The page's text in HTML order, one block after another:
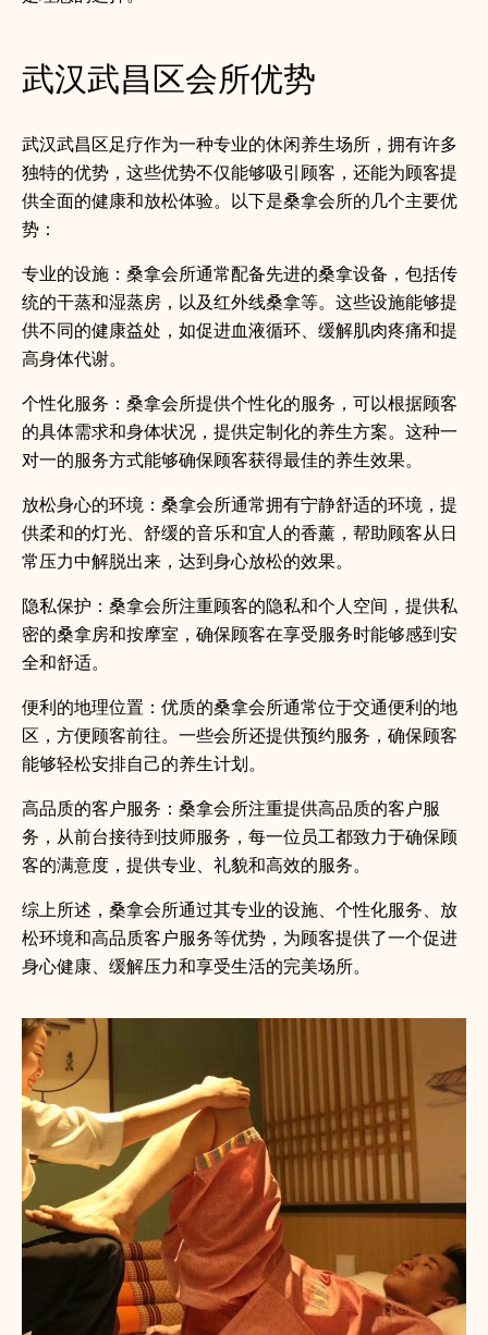
武汉武昌区会所优势
武汉武昌区足疗作为一种专业的休闲养生场所，拥有许多
独特的优势，这些优势不仅能够吸引顾客，还能为顾客提
供全面的健康和放松体验。以下是桑拿会所的几个主要优
势：
专业的设施：桑拿会所通常配备先进的桑拿设备，包括传
统的干蒸和湿蒸房，以及红外线桑拿等。这些设施能够提
供不同的健康益处，如促进血液循环、缓解肌肉疼痛和提
高身体代谢。
个性化服务：桑拿会所提供个性化的服务，可以根据顾客
的具体需求和身体状况，提供定制化的养生方案。这种一
对一的服务方式能够确保顾客获得最佳的养生效果。
放松身心的环境：桑拿会所通常拥有宁静舒适的环境，提
供柔和的灯光、舒缓的音乐和宜人的香薰，帮助顾客从日
常压力中解脱出来，达到身心放松的效果。
隐私保护：桑拿会所注重顾客的隐私和个人空间，提供私
密的桑拿房和按摩室，确保顾客在享受服务时能够感到安
全和舒适。
便利的地理位置：优质的桑拿会所通常位于交通便利的地
区，方便顾客前往。一些会所还提供预约服务，确保顾客
能够轻松安排自己的养生计划。
高品质的客户服务：桑拿会所注重提供高品质的客户服
务，从前台接待到技师服务，每一位员工都致力于确保顾
客的满意度，提供专业、礼貌和高效的服务。
综上所述，桑拿会所通过其专业的设施、个性化服务、放
松环境和高品质客户服务等优势，为顾客提供了一个促进
身心健康、缓解压力和享受生活的完美场所。